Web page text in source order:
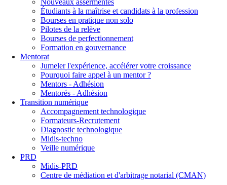
Nouveaux assermentés
Étudiants à la maîtrise et candidats à la profession
Bourses en pratique non solo
Pilotes de la relève
Bourses de perfectionnement
Formation en gouvernance
Mentorat
Jumeler l'expérience, accélérer votre croissance
Pourquoi faire appel à un mentor ?
Mentors - Adhésion
Mentorés - Adhésion
Transition numérique
Accompagnement technologique
Formateurs-Recrutement
Diagnostic technologique
Midis-techno
Veille numérique
PRD
Midis-PRD
Centre de médiation et d'arbitrage notarial (CMAN)